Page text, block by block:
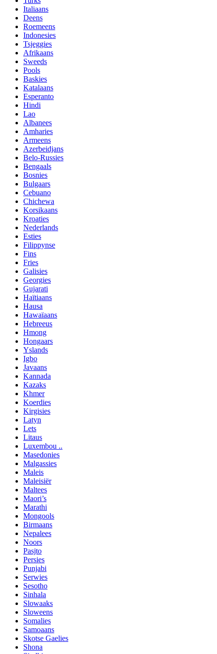
Italiaans
Deens
Roemeens
Indonesies
Tsjeggies
Afrikaans
Sweeds
Pools
Baskies
Katalaans
Esperanto
Hindi
Lao
Albanees
Amharies
Armeens
Azerbeidjans
Belo-Russies
Bengaals
Bosnies
Bulgaars
Cebuano
Chichewa
Korsikaans
Kroaties
Nederlands
Esties
Filippynse
Fins
Fries
Galisies
Georgies
Gujarati
Haïtiaans
Hausa
Hawaïaans
Hebreeus
Hmong
Hongaars
Yslands
Igbo
Javaans
Kannada
Kazaks
Khmer
Koerdies
Kirgisies
Latyn
Lets
Litaus
Luxembou ..
Masedonies
Malgassies
Maleis
Maleisiër
Maltees
Maori’s
Marathi
Mongools
Birmaans
Nepalees
Noors
Pasjto
Persies
Punjabi
Serwies
Sesotho
Sinhala
Slowaaks
Sloweens
Somalies
Samoaans
Skotse Gaelies
Shona